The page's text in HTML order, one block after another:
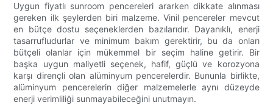
Uygun fiyatlı sunroom pencereleri ararken dikkate alınması
gereken ilk şeylerden biri malzeme. Vinil pencereler mevcut
en bütçe dostu seçeneklerden bazılarıdır. Dayanıklı, enerji
tasarrufludurlar ve minimum bakım gerektirir, bu da onları
bütçeli olanlar için mükemmel bir seçim haline getirir. Bir
başka uygun maliyetli seçenek, hafif, güçlü ve korozyona
karşı dirençli olan alüminyum pencerelerdir. Bununla birlikte,
alüminyum pencerelerin diğer malzemelerle aynı düzeyde
enerji verimliliği sunmayabileceğini unutmayın.